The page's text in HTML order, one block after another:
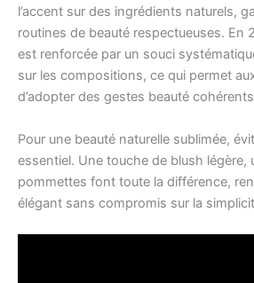
l’accent sur des ingrédients naturels,
routines de beauté respectueuses. En
est renforcée par un souci
sur les compositions, ce qui permet
d’adopter des gestes beauté
Pour une beauté naturelle sublimée,
essentiel. Une touche de blush légère,
pommettes font toute la différence,
élégant sans compromis sur la